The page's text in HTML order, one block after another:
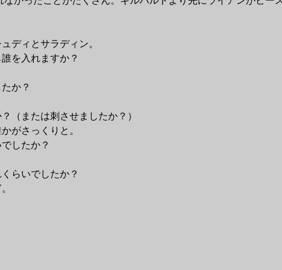
ディとサラディン。
を入れますか？
か？
（または刺させましたか？）
がさっくりと。
したか？
らいでしたか？